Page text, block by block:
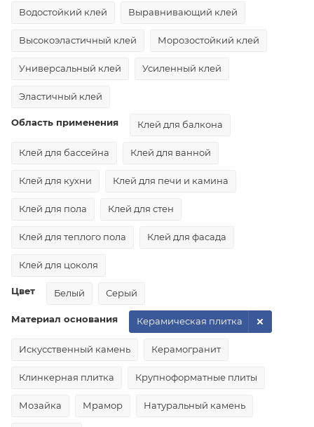
Водостойкий клей Выравнивающий клей
Высокоэластичный клей Морозостойкий клей
Универсальный клей Усиленный клей
Эластичный клей
Область применения Клей для балкона
Клей для бассейна Клей для ванной
Клей для кухни Клей для печи и камина
Клей для пола Клей для стен
Клей для теплого пола Клей для фасада
Клей для цоколя
Цвет Белый Серый
Материал основания
Искусственный камень
Керамическая плитка
Керамогранит
Клинкерная плитка Крупноформатные плиты
Мозайка Мрамор Натуральный камень